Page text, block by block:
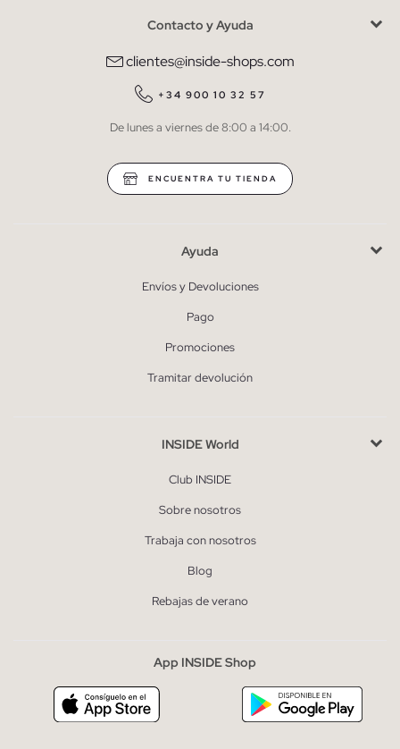
He leído y entiendo lapolítica de privacidad
QUIERO SUSCRIBIRME
* Puedes cancelar la suscripción en cualquier momento.
Contacto y Ayuda
clientes@inside-shops.com
+34 900 10 32 57
De lunes a viernes de 8:00 a 14:00.
ENCUENTRA TU TIENDA
Ayuda
Envíos y Devoluciones
Pago
Promociones
Tramitar devolución
INSIDE World
Club INSIDE
Sobre nosotros
Trabaja con nosotros
Blog
Rebajas de verano
App INSIDE Shop